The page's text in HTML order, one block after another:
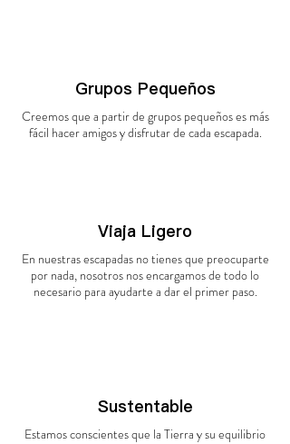
Grupos Pequeños
Creemos que a partir de grupos pequeños es más
fácil hacer amigos y disfrutar de cada escapada.
Viaja Ligero
En nuestras escapadas no tienes que preocuparte
por nada, nosotros nos encargamos de todo lo
necesario para ayudarte a dar el primer paso.
Sustentable
Estamos conscientes que la Tierra y su equilibrio